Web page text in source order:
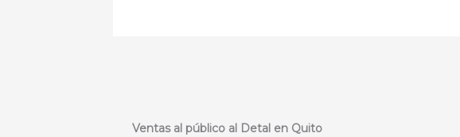
Ventas al público al Detal en Quito